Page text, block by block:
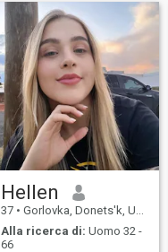
Hellen
37 • Gorlovka, Donets'k, Ucraina
Alla ricerca di: Uomo 32 -
66